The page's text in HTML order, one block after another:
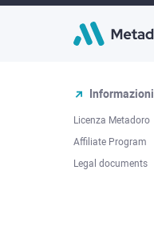
Informazioni
Licenza Metadoro
Affiliate Program
Legal documents